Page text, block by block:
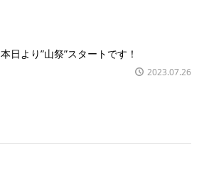
本日より”山祭”スタートです！
2023.07.26